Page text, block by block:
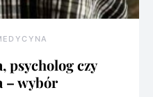
psycholog czy
– wybór